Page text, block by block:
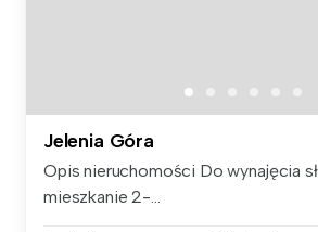
Jelenia Góra
Opis nieruchomości Do wynajęcia
mieszkanie 2-...